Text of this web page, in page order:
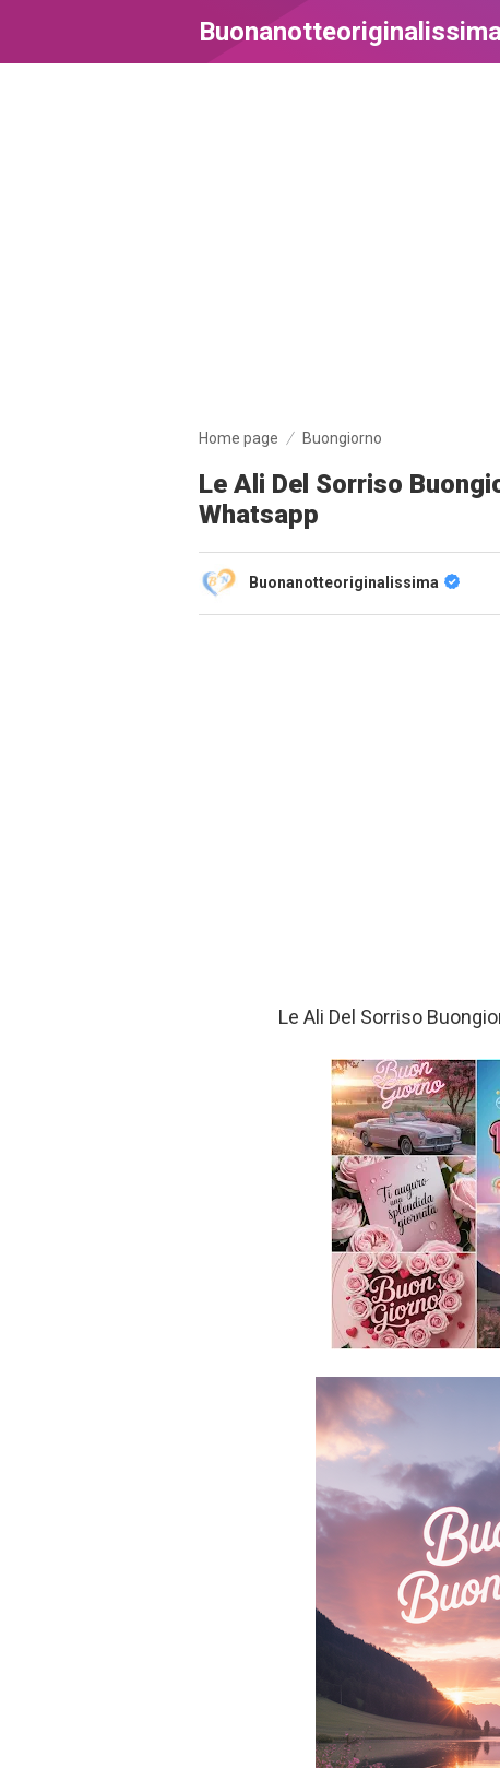
Home page Buongiorno
Le Ali Del Sorriso
Whatsapp
Buonanotteoriginalissima
Le Ali Del Sorriso